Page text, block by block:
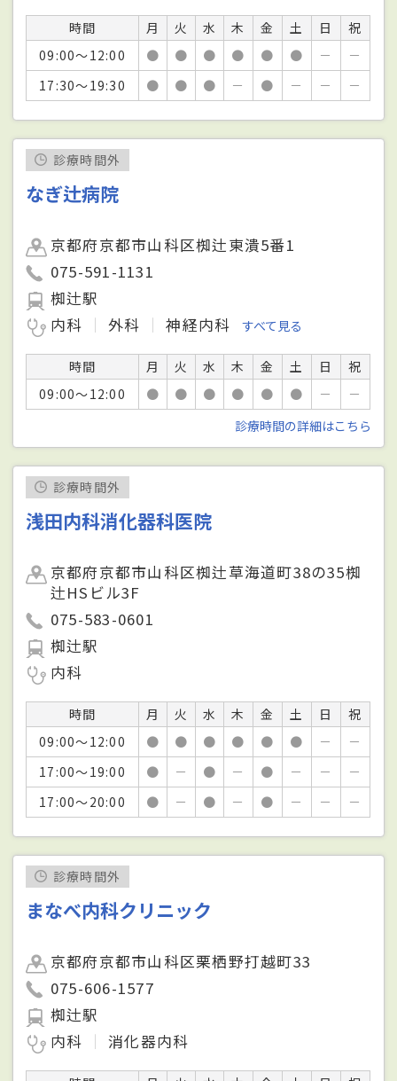
時間 月 火 水 木 金 土 日
祝
09:00～12:00
● ● ● ● ● ● －
－
17:30～19:30
● ● ● － ● － － －
診療時間外
なぎ辻病院
京都府京都市山科区椥辻東潰5番1
075-591-1131
椥辻駅
内科
外科 神経内科 すべて見る
時間 月 火 水 木 金 土 日
祝
09:00～12:00
● ● ● ● ● ● －
－
診療時間の詳細はこちら
診療時間外
浅田内科消化器科医院
京都府京都市山科区椥辻草海道町38の35椥
辻HSビル3F
075-583-0601
椥辻駅
内科
時間 月 火 水 木 金 土 日
祝
09:00～12:00
● ● ● ● ● ● －
－
17:00～19:00
● － ● － ● － －
－
17:00～20:00
● － ● － ● － － －
診療時間外
まなべ内科クリニック
京都府京都市山科区栗栖野打越町33
075-606-1577
椥辻駅
内科
消化器内科